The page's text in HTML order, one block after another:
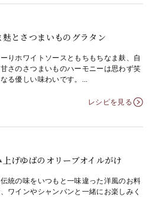
麸とさつまいものグラタン
りホワイトソースともちもちなま麸、自
さのさつまいものハーモニーは思わず笑
る優しい味わいです。...
レシピを見る
上げゆばのオリーブオイルがけ
統の味をいつもと一味違った洋風のお料
ワインやシャンパンと一緒にお楽しみく